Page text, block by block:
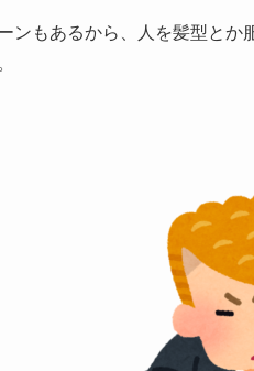
ンもあるから、人を髪型と